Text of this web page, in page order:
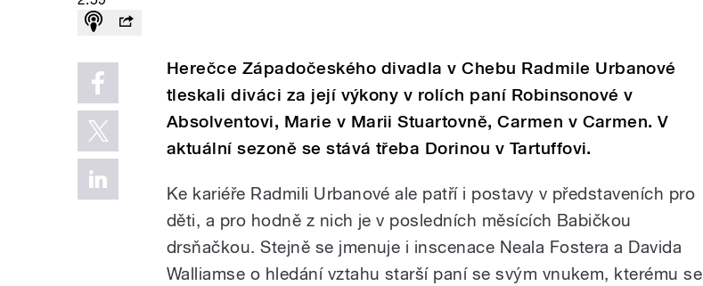
Herečce Západočeského divadla v Chebu Radmile Urbanové
tleskali diváci za její výkony v rolích paní Robinsonové v
Absolventovi, Marie v Marii Stuartovně, Carmen v Carmen. V
aktuální sezoně se stává třeba Dorinou v Tartuffovi.
Ke kariéře Radmili Urbanové ale patří i postavy v představeních pro
děti, a pro hodně z nich je v posledních měsících Babičkou
drsňačkou. Stejně se jmenuje i inscenace Neala Fostera a Davida
Walliamse o hledání vztahu starší paní se svým vnukem, kterému se